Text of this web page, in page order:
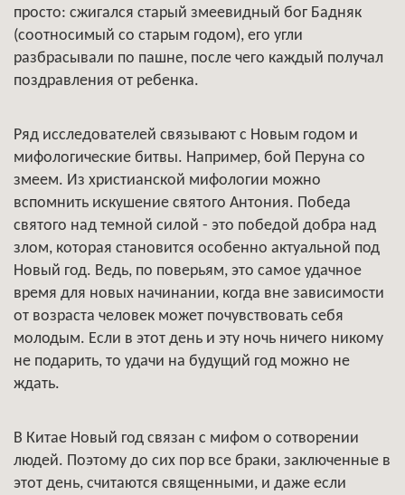
просто: сжигался старый змеевидный бог Бадняк
(соотносимый со старым годом), его угли
разбрасывали по пашне, после чего каждый получал
поздравления от ребенка.
Ряд исследователей связывают с Новым годом и
мифологические битвы. Например, бой Перуна со
змеем. Из христианской мифологии можно
вспомнить искушение святого Антония. Победа
святого над темной силой - это победой добра над
злом, которая становится особенно актуальной под
Новый год. Ведь, по поверьям, это самое удачное
время для новых начинании, когда вне зависимости
от возраста человек может почувствовать себя
молодым. Если в этот день и эту ночь ничего никому
не подарить, то удачи на будущий год можно не
ждать.
В Китае Новый год связан с мифом о сотворении
людей. Поэтому до сих пор все браки, заключенные в
этот день, считаются священными, и даже если